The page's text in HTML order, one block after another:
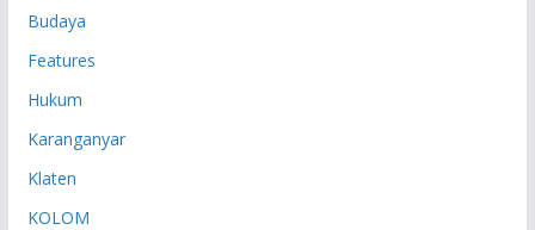
Budaya
Features
Hukum
Karanganyar
Klaten
KOLOM